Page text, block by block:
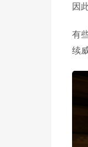
因
有
续